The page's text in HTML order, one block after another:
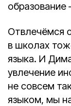
образование
Отвлечёмся
в школах
языка. И
увлечение
не совсем
языком, мы